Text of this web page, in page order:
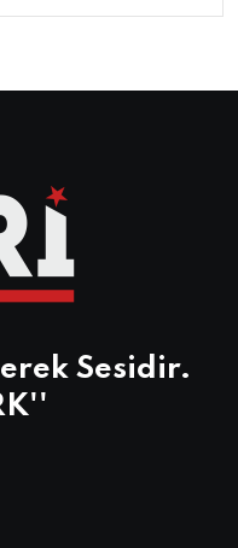
Sesidir.